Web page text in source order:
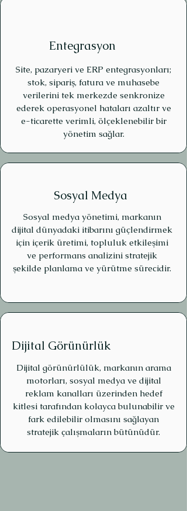
Entegrasyon
Site, pazaryeri ve ERP entegrasyonları;
stok, sipariş, fatura ve muhasebe
verilerini tek merkezde senkronize
ederek operasyonel hataları azaltır ve
e-ticarette verimli, ölçeklenebilir bir
yönetim sağlar.
Sosyal Medya
Sosyal medya yönetimi, markanın
dijital dünyadaki itibarını güçlendirmek
için içerik üretimi, topluluk etkileşimi
ve performans analizini stratejik
şekilde planlama ve yürütme sürecidir.
Dijital Görünürlük
Dijital görünürlülük, markanın arama
motorları, sosyal medya ve dijital
reklam kanalları üzerinden hedef
kitlesi tarafından kolayca bulunabilir ve
fark edilebilir olmasını sağlayan
stratejik çalışmaların bütünüdür.